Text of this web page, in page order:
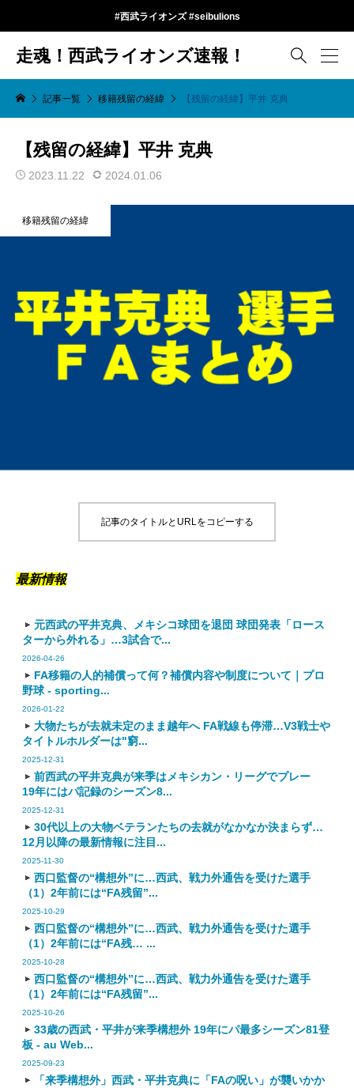
#西武ライオンズ #seibulions
走魂！西武ライオンズ速報！ 
記事一覧 移籍残留の経緯 【残留の経緯】平井 克典
【残留の経緯】平井 克典
2023.11.22 2024.01.06
移籍残留の経緯
記事のタイトルとURLをコピーする
最新情報
元西武の平井克典、メキシコ球団を退団 球団発表「ロース
ターから外れる」…3試合で...
2026-04-26
FA移籍の人的補償って何？補償内容や制度について｜プロ
野球 - sporting...
2026-01-22
大物たちが去就未定のまま越年へ FA戦線も停滞…V3戦士や
タイトルホルダーは"窮...
2025-12-31
前西武の平井克典が来季はメキシカン・リーグでプレー
19年にはパ記録のシーズン8...
2025-12-31
30代以上の大物ベテランたちの去就がなかなか決まらず…
12月以降の最新情報に注目...
2025-11-30
西口監督の“構想外”に…西武、戦力外通告を受けた選手
（1）2年前には“FA残留”...
2025-10-29
西口監督の“構想外”に…西武、戦力外通告を受けた選手
（1）2年前には“FA残… ...
2025-10-28
西口監督の“構想外”に…西武、戦力外通告を受けた選手
（1）2年前には“FA残留”...
2025-10-26
33歳の西武・平井が来季構想外 19年にパ最多シーズン81登
板 - au Web...
2025-09-23
「来季構想外」西武・平井克典に「FAの呪い」が襲いかか